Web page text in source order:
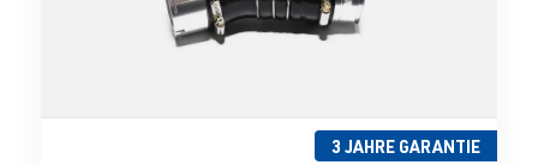
3 JAHRE GARANTIE